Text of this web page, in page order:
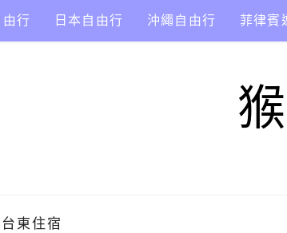
由行 日本自由行 沖繩自由行 菲律賓
台東住宿